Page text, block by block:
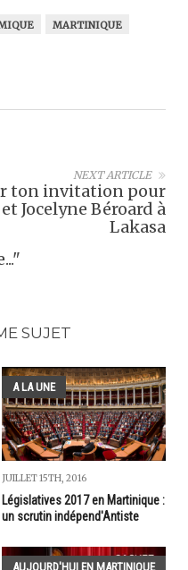
MARTINIQUE
NEXT ARTICLE
ton invitation pour
Jocelyne Béroard à
Lakasa
SUJET
A LA UNE
JUILLET 15TH, 2016
Législatives 2017 en Martinique :
un scrutin indépend'Antiste
AUJOURD'HUI EN MARTINIQUE